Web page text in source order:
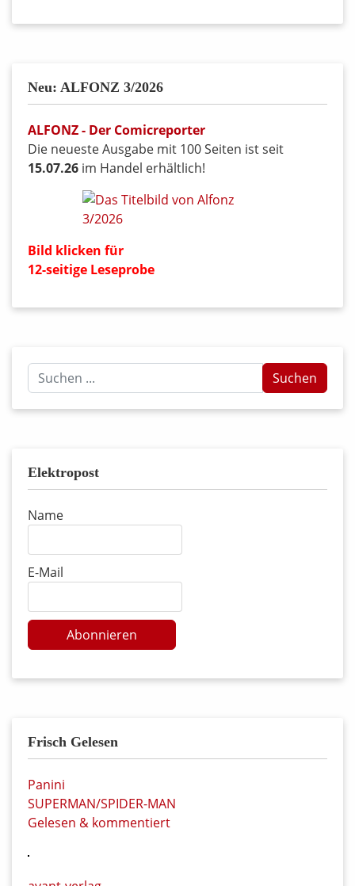
Neu: ALFONZ 3/2026
ALFONZ - Der Comicreporter
Die neueste Ausgabe mit 100 Seiten ist seit
15.07.26 im Handel erhältlich!
Bild klicken für
12-seitige Leseprobe
Suchen
...
Suchen
Elektropost
Name
E-Mail
Abonnieren
Frisch Gelesen
Panini
SUPERMAN/SPIDER-MAN
Gelesen & kommentiert